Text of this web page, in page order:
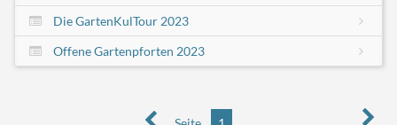
Die GartenKulTour 2023
Offene Gartenpforten 2023